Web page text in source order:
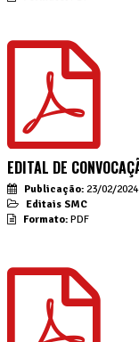
EDITAL DE
Publicação: 23/02/2024
Editais SMC
Formato: PDF